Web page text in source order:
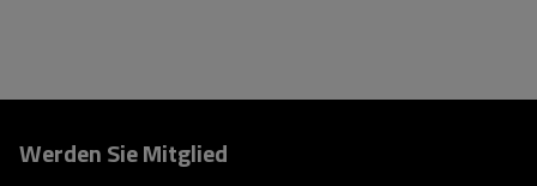
Werden Sie Mitglied